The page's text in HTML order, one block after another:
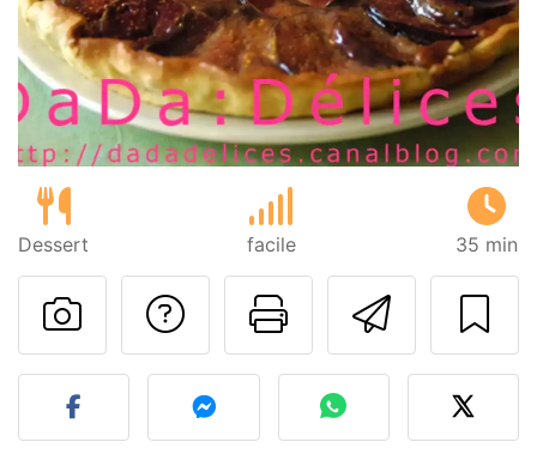
Dessert facile 35 min
Imprimer
Poser une
Publier votre photo de